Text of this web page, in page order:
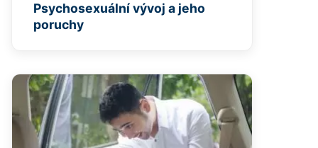
Psychosexuální vývoj a jeho
poruchy